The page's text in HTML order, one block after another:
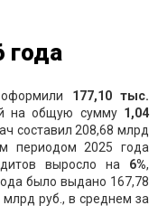
года
1 77,10 тыс.
на общую сумму 1,04
составил 208,68 млрд
периодом 2025 года
выросло на 6%,
было выдано 167,78
руб., в среднем за